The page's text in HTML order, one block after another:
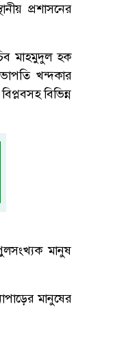
প্রশাসনের
মাহমুদুল হক
খন্দকার
বিভিন্ন
মানুষ
মানুষের